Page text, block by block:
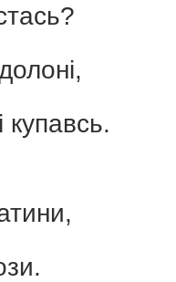
купавсь.